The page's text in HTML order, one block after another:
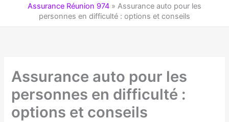
Assurance Réunion 974 » Assurance auto pour les
personnes en difficulté : options et conseils
Assurance auto pour les
personnes en difficulté :
options et conseils